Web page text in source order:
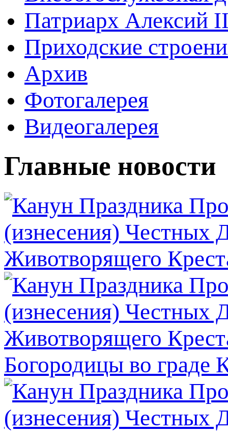
Патриарх Алексий
Приходские
Архив
Фотогалерея
Видеогалерея
Главные новости
Богородицы во граде